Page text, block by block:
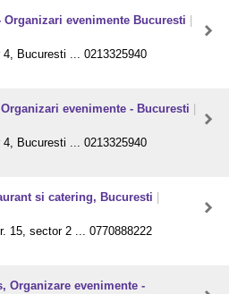
evenimente Bucuresti
Bucuresti ... 0213325940
evenimente - Bucuresti
Bucuresti ... 0213325940
si catering, Bucuresti
15, sector 2 ... 0770888222
Organizare evenimente -